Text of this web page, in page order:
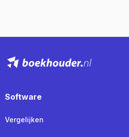
Software
Vergelijken